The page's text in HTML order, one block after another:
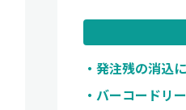
発注残の消込
バーコードリ